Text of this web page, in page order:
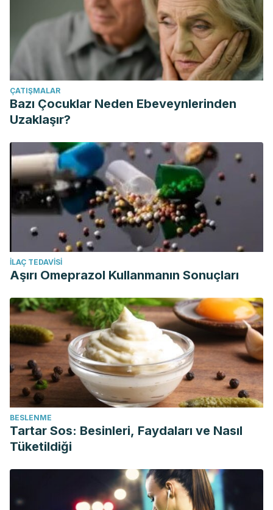
ÇATIŞMALAR
Bazı Çocuklar Neden Ebeveynlerinden
Uzaklaşır?
İLAÇ TEDAVISI
Aşırı Omeprazol Kullanmanın Sonuçları
BESLENME
Tartar Sos: Besinleri, Faydaları ve Nasıl
Tüketildiği